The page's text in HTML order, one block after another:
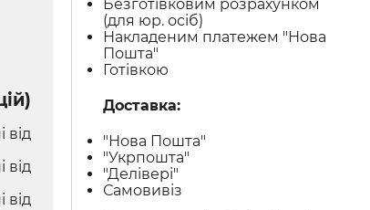
від
від
від
Безготівковим розрахунком
(для юр. осіб)
Накладеним платежем "Нова
Пошта"
Готівкою
Доставка:
"Нова Пошта"
"Укрпошта"
"Делівері"
Самовивіз